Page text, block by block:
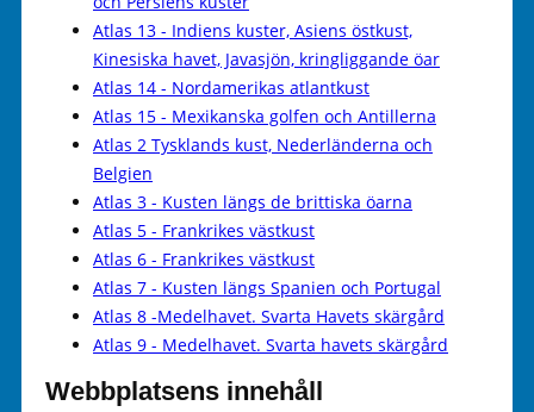
Atlas 13 - Indiens kuster, Asiens östkust,
Kinesiska havet, Javasjön, kringliggande öar
Atlas 14 - Nordamerikas atlantkust
Atlas 15 - Mexikanska golfen och Antillerna
Atlas 2 Tysklands kust, Nederländerna och
Belgien
Atlas 3 - Kusten längs de brittiska öarna
Atlas 5 - Frankrikes västkust
Atlas 6 - Frankrikes västkust
Atlas 7 - Kusten längs Spanien och Portugal
Atlas 8 -Medelhavet. Svarta Havets skärgård
Atlas 9 - Medelhavet. Svarta havets skärgård
Webbplatsens innehåll